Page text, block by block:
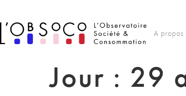
A propos
Jour : 29